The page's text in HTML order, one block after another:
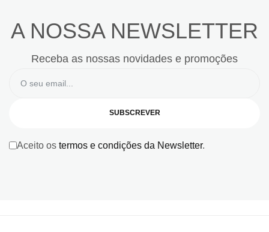
A NOSSA NEWSLETTER
Receba as nossas novidades e promoções
SUBSCREVER
Aceito os termos e condições da Newsletter.